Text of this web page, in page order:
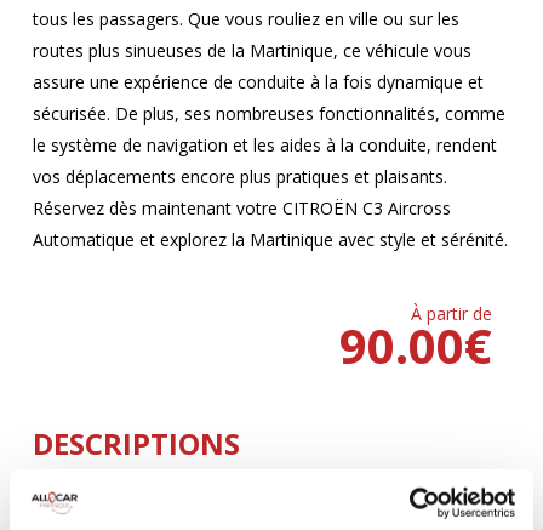
tous les passagers. Que vous rouliez en ville ou sur les
routes plus sinueuses de la Martinique, ce véhicule vous
assure une expérience de conduite à la fois dynamique et
sécurisée. De plus, ses nombreuses fonctionnalités, comme
le système de navigation et les aides à la conduite, rendent
vos déplacements encore plus pratiques et plaisants.
Réservez dès maintenant votre CITROËN C3 Aircross
Automatique et explorez la Martinique avec style et sérénité.
À partir de
€
90.00
DESCRIPTIONS
AUTOMATIQUE